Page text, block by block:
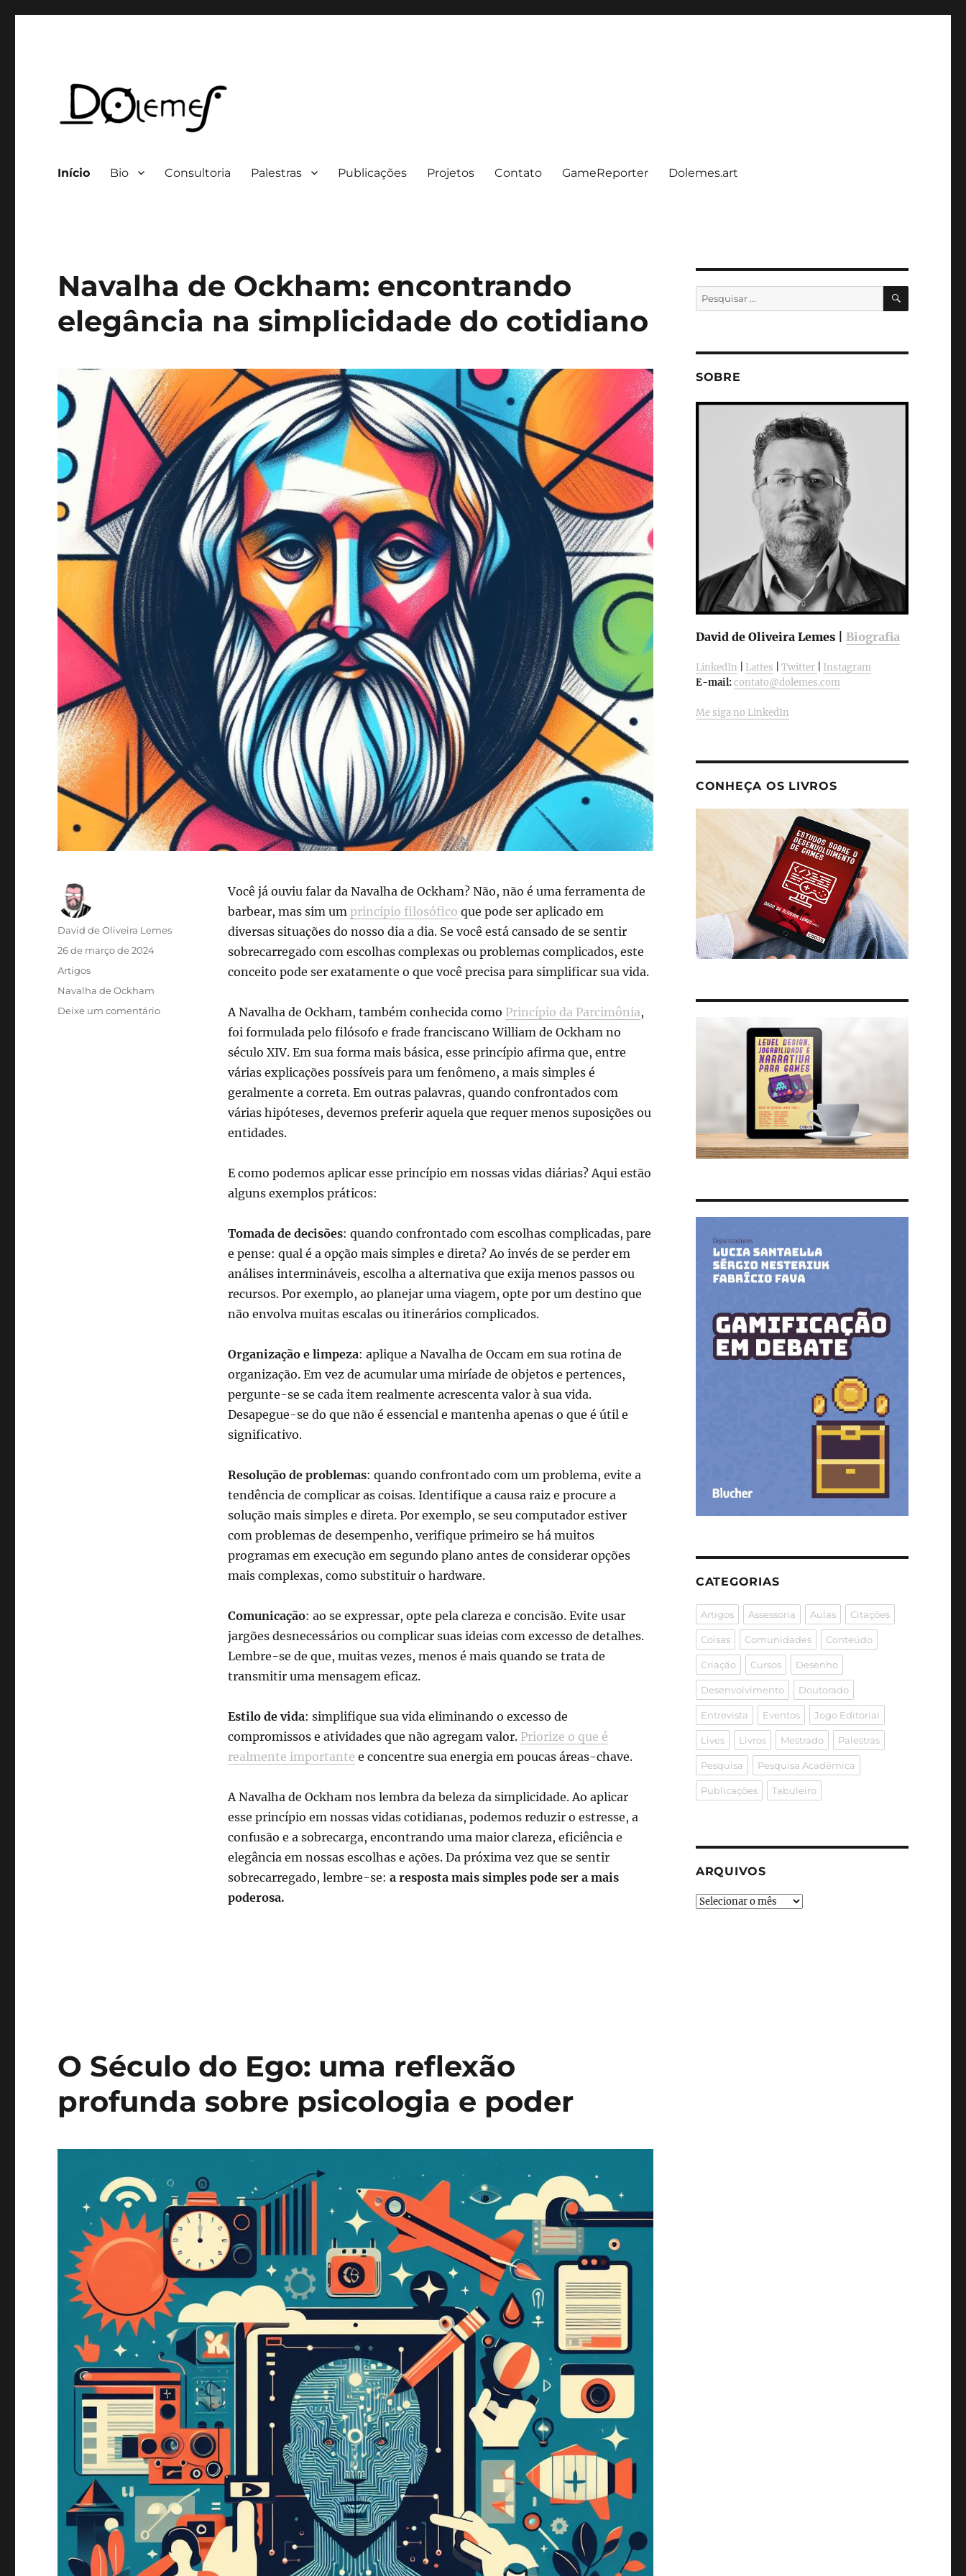
Início Bio Consultoria Palestras Publicações Projetos Contato GameReporter Dolemes.art
Navalha de Ockham: encontrando
elegância na simplicidade do cotidiano
Você já ouviu falar da Navalha de Ockham? Não, não é uma ferramenta de
barbear, mas sim um princípio filosófico que pode ser aplicado em
diversas situações do nosso dia a dia. Se você está cansado de se sentir
sobrecarregado com escolhas complexas ou problemas complicados, este
conceito pode ser exatamente o que você precisa para simplificar sua vida.
A Navalha de Ockham, também conhecida como Princípio da Parcimônia,
foi formulada pelo filósofo e frade franciscano William de Ockham no
século XIV. Em sua forma mais básica, esse princípio afirma que, entre
várias explicações possíveis para um fenômeno, a mais simples é
geralmente a correta. Em outras palavras, quando confrontados com
várias hipóteses, devemos preferir aquela que requer menos suposições ou
entidades.
E como podemos aplicar esse princípio em nossas vidas diárias? Aqui estão
alguns exemplos práticos:
Tomada de decisões: quando confrontado com escolhas complicadas, pare
e pense: qual é a opção mais simples e direta? Ao invés de se perder em
análises intermináveis, escolha a alternativa que exija menos passos ou
recursos. Por exemplo, ao planejar uma viagem, opte por um destino que
não envolva muitas escalas ou itinerários complicados.
Organização e limpeza: aplique a Navalha de Occam em sua rotina de
organização. Em vez de acumular uma miríade de objetos e pertences,
pergunte-se se cada item realmente acrescenta valor à sua vida.
Desapegue-se do que não é essencial e mantenha apenas o que é útil e
significativo.
Resolução de problemas: quando confrontado com um problema, evite a
tendência de complicar as coisas. Identifique a causa raiz e procure a
solução mais simples e direta. Por exemplo, se seu computador estiver
com problemas de desempenho, verifique primeiro se há muitos
programas em execução em segundo plano antes de considerar opções
mais complexas, como substituir o hardware.
Comunicação: ao se expressar, opte pela clareza e concisão. Evite usar
jargões desnecessários ou complicar suas ideias com excesso de detalhes.
Lembre-se de que, muitas vezes, menos é mais quando se trata de
transmitir uma mensagem eficaz.
Estilo de vida: simplifique sua vida eliminando o excesso de
compromissos e atividades que não agregam valor. Priorize o que é
realmente importante e concentre sua energia em poucas áreas-chave.
A Navalha de Ockham nos lembra da beleza da simplicidade. Ao aplicar
esse princípio em nossas vidas cotidianas, podemos reduzir o estresse, a
confusão e a sobrecarga, encontrando uma maior clareza, eficiência e
elegância em nossas escolhas e ações. Da próxima vez que se sentir
sobrecarregado, lembre-se: a resposta mais simples pode ser a mais
poderosa.
Autor
David de Oliveira Lemes
Publicado
em
26 de março de 2024
Categorias
Artigos
Tags
Navalha de Ockham
Deixe um comentárioem
O Século do Ego: uma reflexão
profunda sobre psicologia e poder
Pesquisar
por:
SOBRE
David de Oliveira Lemes | Biografia
LinkedIn Lattes Twitter
Instagram
E-mail:contato@dolemes.com
Me siga no LinkedIn
CONHEÇA OS LIVROS
CATEGORIAS
Artigos Assessoria Aulas Citações
Coisas Comunidades Conteúdo
Criação Cursos Desenho
Desenvolvimento Doutorado
Entrevista Eventos Jogo Editorial
Lives Livros Mestrado Palestras
Pesquisa Pesquisa Acadêmica
Publicações Tabuleiro
ARQUIVOS
Arquivos